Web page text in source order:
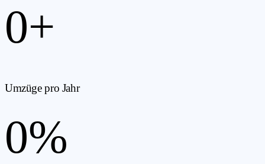
0+
Umzüge pro Jahr
0%